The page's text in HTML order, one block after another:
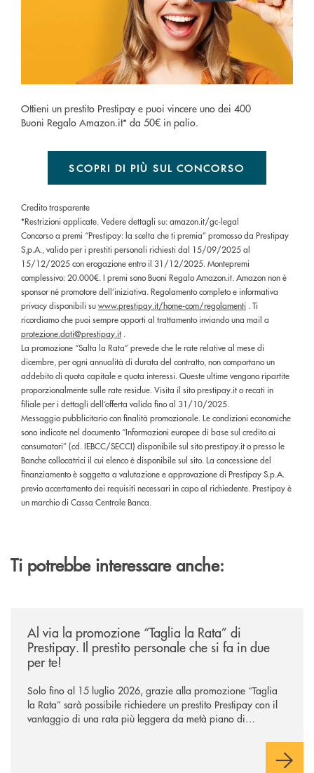
Ottieni un prestito Prestipay e puoi vincere uno dei 400
Buoni Regalo Amazon.it* da 50€ in palio.
SCOPRI DI PIÙ SUL CONCORSO
Credito trasparente
*Restrizioni applicate. Vedere dettagli su: amazon.it/gc-legal
Concorso a premi “Prestipay: la scelta che ti premia” promosso da Prestipay
S,p.A., valido per i prestiti personali richiesti dal 15/09/2025 al
15/12/2025 con erogazione entro il 31/12/2025. Montepremi
complessivo: 20.000€. I premi sono Buoni Regalo Amazon.it. Amazon non è
sponsor né promotore dell’iniziativa. Regolamento completo e informativa
privacy disponibili suwww.prestipay.it/home-com/regolamenti . Ti
ricordiamo che puoi sempre opporti al trattamento inviando una mail a
protezione.dati@prestipay.it .
La promozione “Salta la Rata” prevede che le rate relative al mese di
dicembre, per ogni annualità di durata del contratto, non comportano un
addebito di quota capitale e quota interessi. Queste ultime vengono ripartite
proporzionalmente sulle rate residue. Visita il sito prestipay.it o recati in
filiale per i dettagli dell’offerta valida fino al 31/10/2025.
Messaggio pubblicitario con finalità promozionale. Le condizioni economiche
sono indicate nel documento “Informazioni europee di base sul credito ai
consumatori” (cd. IEBCC/SECCI) disponibile sul sito prestipay.it o presso le
Banche collocatrici il cui elenco è disponibile sul sito. La concessione del
finanziamento è soggetta a valutazione e approvazione di Prestipay S.p.A.
previo accertamento dei requisiti necessari in capo al richiedente. Prestipay è
un marchio di Cassa Centrale Banca.
Ti potrebbe interessare anche:
Al via la promozione “Taglia la Rata” di
Prestipay. Il prestito personale che si fa in due
per te!
Solo fino al 15 luglio 2026, grazie alla promozione “Taglia
la Rata” sarà possibile richiedere un prestito Prestipay con il
vantaggio di una rata più leggera da metà piano di